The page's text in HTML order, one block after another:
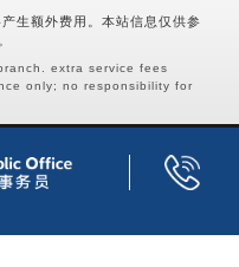
生额外费用。本站信息仅供参
extra service fees
only; no responsibility for